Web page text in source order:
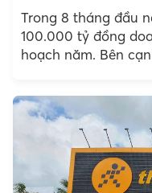
Trong 8 tháng đầu
100.000 tỷ đồng
hoạch năm. Bên